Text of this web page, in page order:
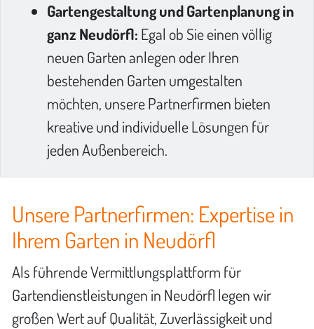
Gartengestaltung und Gartenplanung in
ganz Neudörfl: Egal ob Sie einen völlig
neuen Garten anlegen oder Ihren
bestehenden Garten umgestalten
möchten, unsere Partnerfirmen bieten
kreative und individuelle Lösungen für
jeden Außenbereich.
Unsere Partnerfirmen: Expertise in
Ihrem Garten in Neudörfl
Als führende Vermittlungsplattform für
Gartendienstleistungen in Neudörfl legen wir
großen Wert auf Qualität, Zuverlässigkeit und